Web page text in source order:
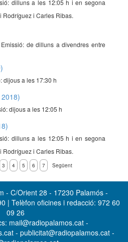
dilluns a les 12:05 h i en segona
Rodríguez i Carles Ribas.
de dilluns a divendres entre
dijous a les 17:30 h
dijous a les 12:05 h
dilluns a les 12:05 h i en segona
Rodríguez i Carles Ribas.
3 4 5 6 7 Següent
- C/Orient 28 - 17230 Palamós -
| Telèfon oficines i redacció: 972 60
09 26
mail@radiopalamos.cat -
- publicitat@radiopalamos.cat -